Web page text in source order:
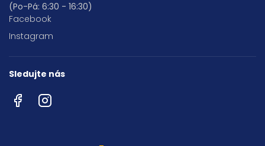
(Po-Pá: 6:30 - 16:30)
Facebook
Instagram
Sledujte nás
FacebookInstagram